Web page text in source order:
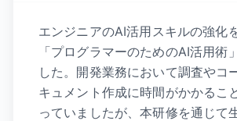
エンジニアのAI活用スキルの強化
「プログラマーのためのAI活用術
した。開発業務において調査やコ
キュメント作成に時間がかかるこ
っていましたが、本研修を通じて